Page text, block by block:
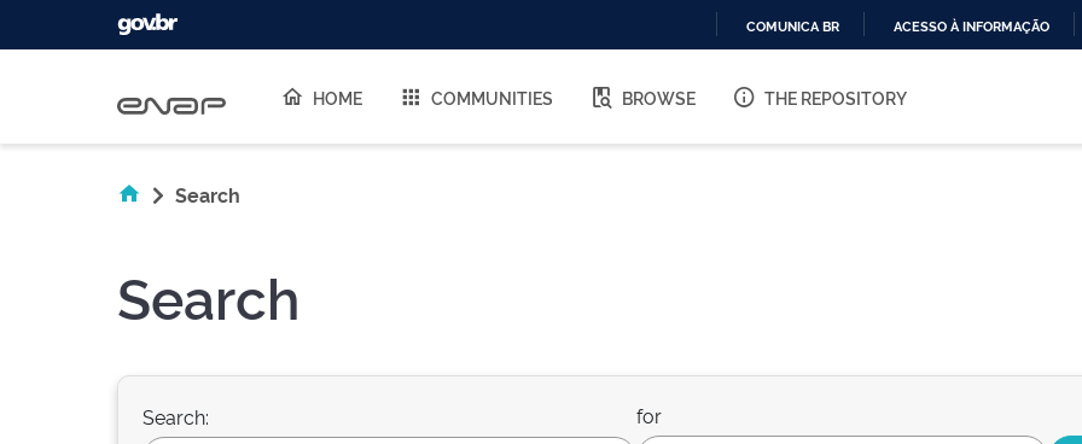
O
COMUNICA BR ACESSO À INFORMAÇÃO
HOME COMMUNITIES BROWSE THE REPOSITORY
Search
Search
Search: for